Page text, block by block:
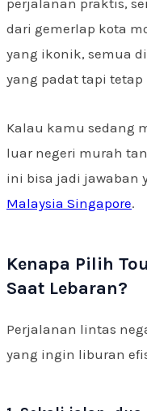
dari gemerlap kota
yang ikonik, semua
yang padat tapi tetap
Kalau kamu sedang
luar negeri murah
ini bisa jadi jawaban
Malaysia Singapore.
Kenapa Pilih
Saat Lebaran?
Perjalanan lintas
yang ingin liburan